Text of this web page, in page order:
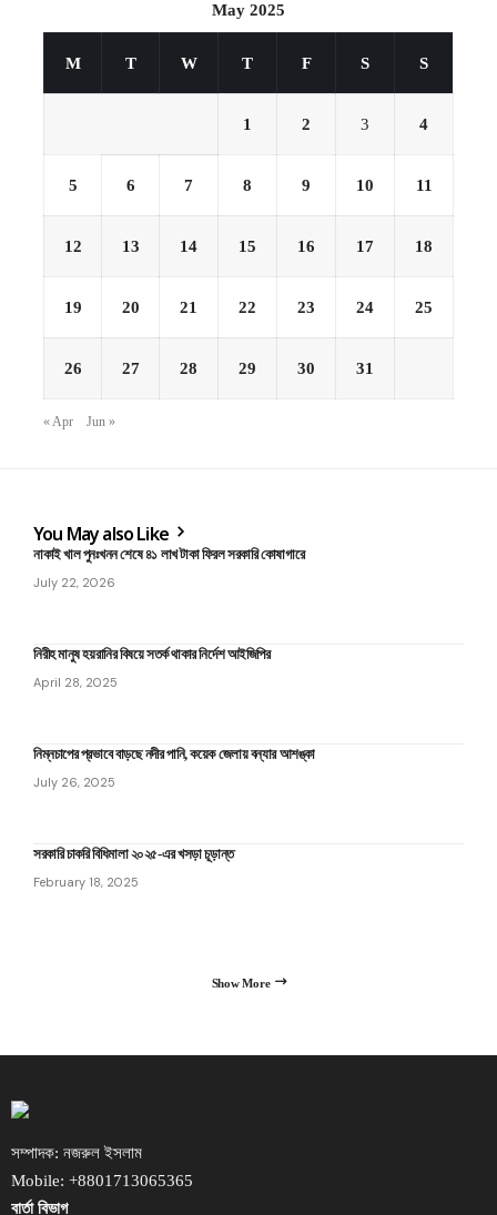
May 2025
M T W T F S S
1 2 3 4
5 6 7 8 9 10 11
12 13 14 15 16 17 18
19 20 21 22 23 24 25
26 27 28 29 30 31
« Apr Jun »
You May also Like
নাকাই খাল পুনঃখনন শেষে ৪১ লাখ টাকা ফিরল সরকারি কোষাগারে
July 22, 2026
নিরীহ মানুষ হয়রানির বিষয়ে সতর্ক থাকার নির্দেশ আইজিপির
April 28, 2025
নিম্নচাপের প্রভাবে বাড়ছে নদীর পানি, কয়েক জেলায় বন্যার আশঙ্কা
July 26, 2025
সরকারি চাকরি বিধিমালা ২০২৫-এর খসড়া চূড়ান্ত
February 18, 2025
Show More
সম্পাদক: নজরুল ইসলাম
Mobile: +8801713065365
বার্তা বিভাগ